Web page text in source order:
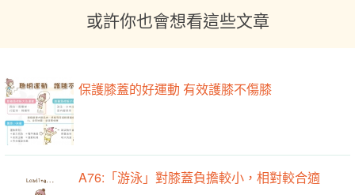
或許你也會想看這些文章
保護膝蓋的好運動 有效護膝不傷膝
A76:「游泳」對膝蓋負擔較小，相對較合適